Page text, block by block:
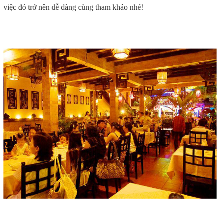
việc đó trở nên dễ dàng cùng tham khảo nhé!